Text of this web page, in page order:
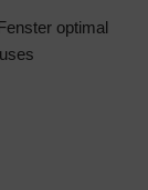
optimal